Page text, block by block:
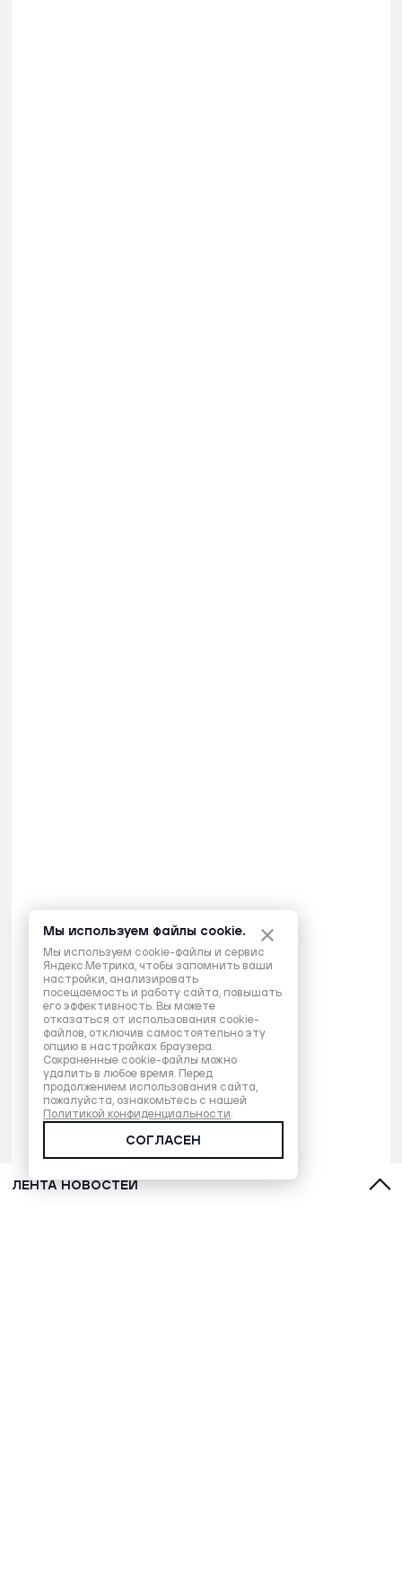
ЛЕНТА НОВОСТЕЙ
Мы используем файлы cookie.
Мы используем cookie-файлы и сервис
Яндекс.Метрика, чтобы запомнить ваши
настройки, анализировать
посещаемость и работу сайта, повышать
его эффективность. Вы можете
отказаться от использования cookie-
файлов, отключив самостоятельно эту
опцию в настройках браузера.
Сохраненные cookie-файлы можно
удалить в любое время. Перед
продолжением использования сайта,
пожалуйста, ознакомьтесь с нашей
Политикой конфиденциальности.
СОГЛАСЕН